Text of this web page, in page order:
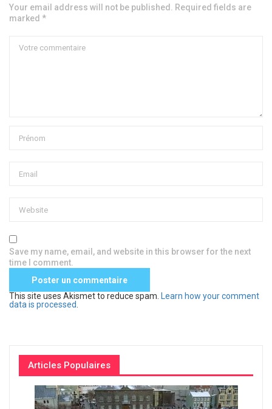
Your email address will not be published. Required fields are
marked *
Save my name, email, and website in this browser for the next
time I comment.
This site uses Akismet to reduce spam.
Learn how your comment
data is processed
Articles Populaires